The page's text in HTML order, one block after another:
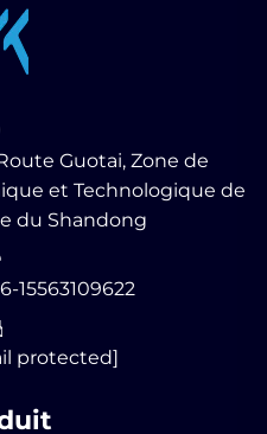
Guotai, Zone de
et Technologique de
du Shandong
15563109622
protected]